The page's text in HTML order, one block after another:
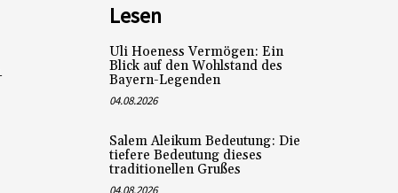
Lesen
Uli Hoeness Vermögen: Ein
Blick auf den Wohlstand des
Bayern-Legenden
04.08.2026
Salem Aleikum Bedeutung: Die
tiefere Bedeutung dieses
traditionellen Grußes
04.08.2026